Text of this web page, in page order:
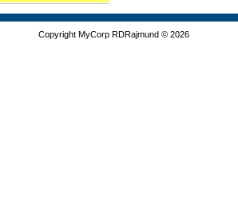
Copyright MyCorp RDRajmund © 2026